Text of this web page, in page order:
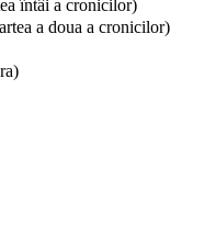
întâi a cronicilor)
a doua a cronicilor)